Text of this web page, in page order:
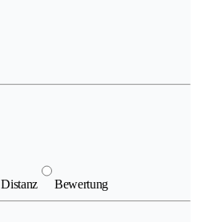
Distanz Bewertung